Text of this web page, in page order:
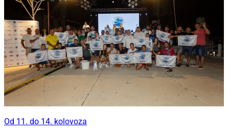
Od 11. do 14. kolovoza